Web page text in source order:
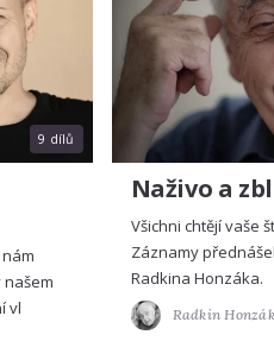
9 dílů
našem
vl
Naživo a
Všichni chtějí vaše
Záznamy
Radkina Honzáka.
Radkin